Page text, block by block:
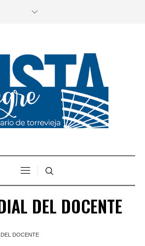
DEL DOCENTE
DOCENTE